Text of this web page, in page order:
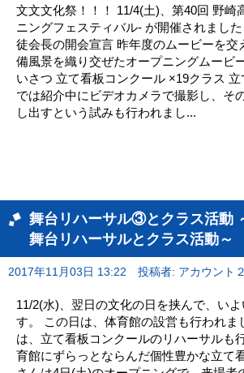
文文文化祭！！！ 11/4(土)、第40回 野崎
ニングフェスティバル‐ が開催されまし
徒会長の開会宣言 昨年度のムービーを交
備風景を織り交ぜたオープニングムービ
いさつ 立て看板コンクール ×19クラス
では紹介中にビデオカメラで撮影し、そ
し出すという試みも行われまし...
舞台リハーサル③とクラス活動
舞台リハーサルとクラス活動～
2017年11月03日 13:22 投稿者: アカウント２
11/2(水)、翌日の文化の日を挟んで、い
す。 この日は、体育館の設営も行われま
は、立て看板コンクールのリハーサルも
育館にずらっとならんだ個性豊かな立て